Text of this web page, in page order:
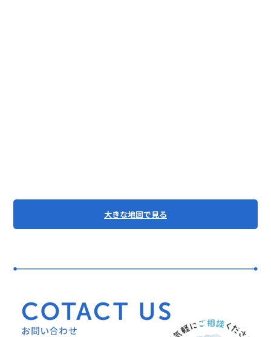
大きな地図で見る